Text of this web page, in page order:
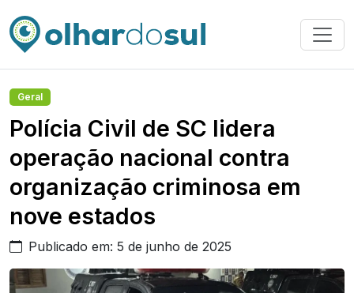
Geral
Polícia Civil de SC lidera
operação nacional contra
organização criminosa em
nove estados
Publicado em: 5 de junho de 2025